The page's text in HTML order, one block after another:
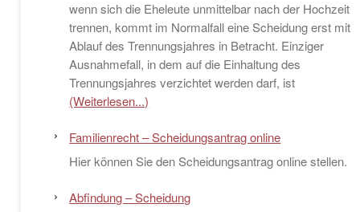
wenn sich die Eheleute unmittelbar nach der Hochzeit
trennen, kommt im Normalfall eine Scheidung erst mit
Ablauf des Trennungsjahres in Betracht. Einziger
Ausnahmefall, in dem auf die Einhaltung des
Trennungsjahres verzichtet werden darf, ist
(Weiterlesen...)
Familienrecht – Scheidungsantrag online
Hier können Sie den Scheidungsantrag online stellen.
Abfindung – Scheidung